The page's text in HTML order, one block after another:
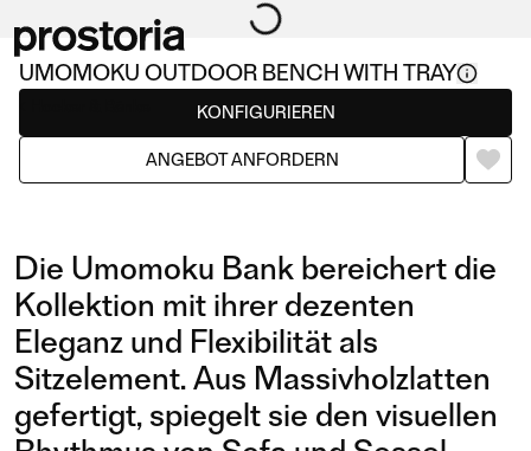
UMOMOKU OUTDOOR BENCH WITH TRAY
KONFIGURIEREN
ANGEBOT ANFORDERN
Die Umomoku Bank bereichert die
Kollektion mit ihrer dezenten
Eleganz und Flexibilität als
Sitzelement. Aus Massivholzlatten
gefertigt, spiegelt sie den visuellen